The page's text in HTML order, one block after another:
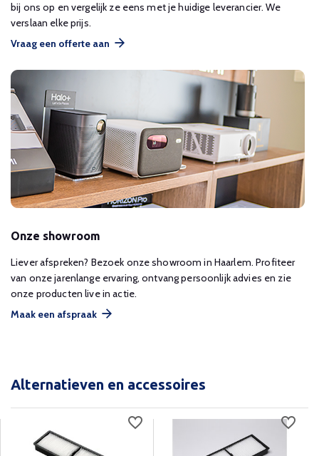
bij ons op en vergelijk ze eens met je huidige leverancier. We
verslaan elke prijs.
Vraag een offerte aan
Onze showroom
Liever afspreken? Bezoek onze showroom in Haarlem. Profiteer
van onze jarenlange ervaring, ontvang persoonlijk advies en zie
onze producten live in actie.
Maak een afspraak
Alternatieven en accessoires